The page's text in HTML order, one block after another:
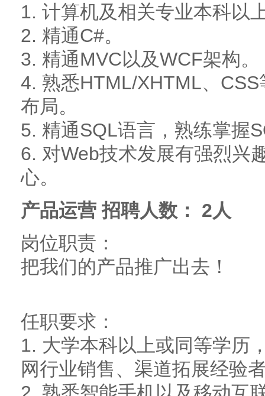
1. 计算机及相关专业本科以
2. 精通C#。
3. 精通MVC以及WCF架构。
4. 熟悉HTML/XHTML、
布局。
5. 精通SQL语言，熟练掌握
6. 对Web技术发展有强烈兴
心。
产品运营 招聘人数： 2人
岗位职责：
把我们的产品推广出去！
任职要求：
1. 大学本科以上或同等学历
网行业销售、渠道拓展经验